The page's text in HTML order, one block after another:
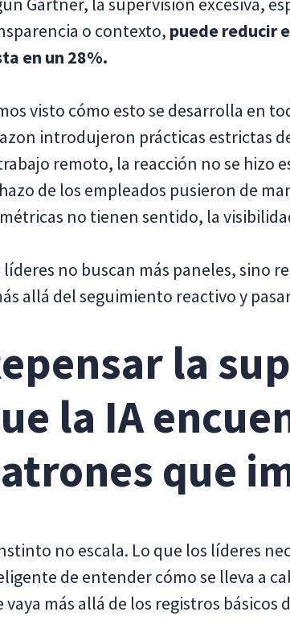
o contexto, puede reducir
en un 28%.
visto cómo esto se desarrolla en
introdujeron prácticas estrictas
remoto, la reacción no se hizo
de los empleados pusieron de
no tienen sentido, la
líderes no buscan más paneles, sino
allá del seguimiento reactivo y
la
la IA
que
no escala. Lo que los líderes
de entender cómo se lleva a
vaya más allá de los registros básicos